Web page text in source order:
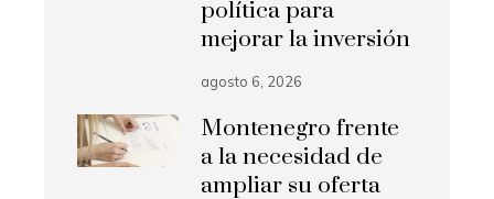
política para
mejorar la inversión
agosto 6, 2026
Montenegro frente
a la necesidad de
ampliar su oferta